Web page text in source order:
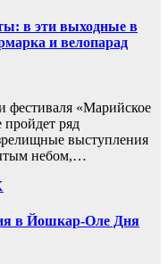
в эти выходные в
и велопарад
фестиваля «Марийское
ряд
выступления
небом,…
в Йошкар-Оле Дня